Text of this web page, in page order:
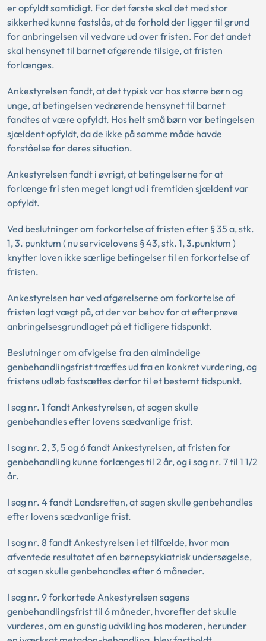
er opfyldt samtidigt. For det første skal det med stor
sikkerhed kunne fastslås, at de forhold der ligger til grund
for anbringelsen vil vedvare ud over fristen. For det andet
skal hensynet til barnet afgørende tilsige, at fristen
forlænges.
Ankestyrelsen fandt, at det typisk var hos større børn og
unge, at betingelsen vedrørende hensynet til barnet
fandtes at være opfyldt. Hos helt små børn var betingelsen
sjældent opfyldt, da de ikke på samme måde havde
forståelse for deres situation.
Ankestyrelsen fandt i øvrigt, at betingelserne for at
forlænge fri sten meget langt ud i fremtiden sjældent var
opfyldt.
Ved beslutninger om forkortelse af fristen efter § 35 a, stk.
1, 3. punktum ( nu servicelovens § 43, stk. 1, 3.punktum )
knytter loven ikke særlige betingelser til en forkortelse af
fristen.
Ankestyrelsen har ved afgørelserne om forkortelse af
fristen lagt vægt på, at der var behov for at efterprøve
anbringelsesgrundlaget på et tidligere tidspunkt.
Beslutninger om afvigelse fra den almindelige
genbehandlingsfrist træffes ud fra en konkret vurdering, og
fristens udløb fastsættes derfor til et bestemt tidspunkt.
I sag nr. 1 fandt Ankestyrelsen, at sagen skulle
genbehandles efter lovens sædvanlige frist.
I sag nr. 2, 3, 5 og 6 fandt Ankestyrelsen, at fristen for
genbehandling kunne forlænges til 2 år, og i sag nr. 7 til 1 1/2
år.
I sag nr. 4 fandt Landsretten, at sagen skulle genbehandles
efter lovens sædvanlige frist.
I sag nr. 8 fandt Ankestyrelsen i et tilfælde, hvor man
afventede resultatet af en børnepsykiatrisk undersøgelse,
at sagen skulle genbehandles efter 6 måneder.
I sag nr. 9 forkortede Ankestyrelsen sagens
genbehandlingsfrist til 6 måneder, hvorefter det skulle
vurderes, om en gunstig udvikling hos moderen, herunder